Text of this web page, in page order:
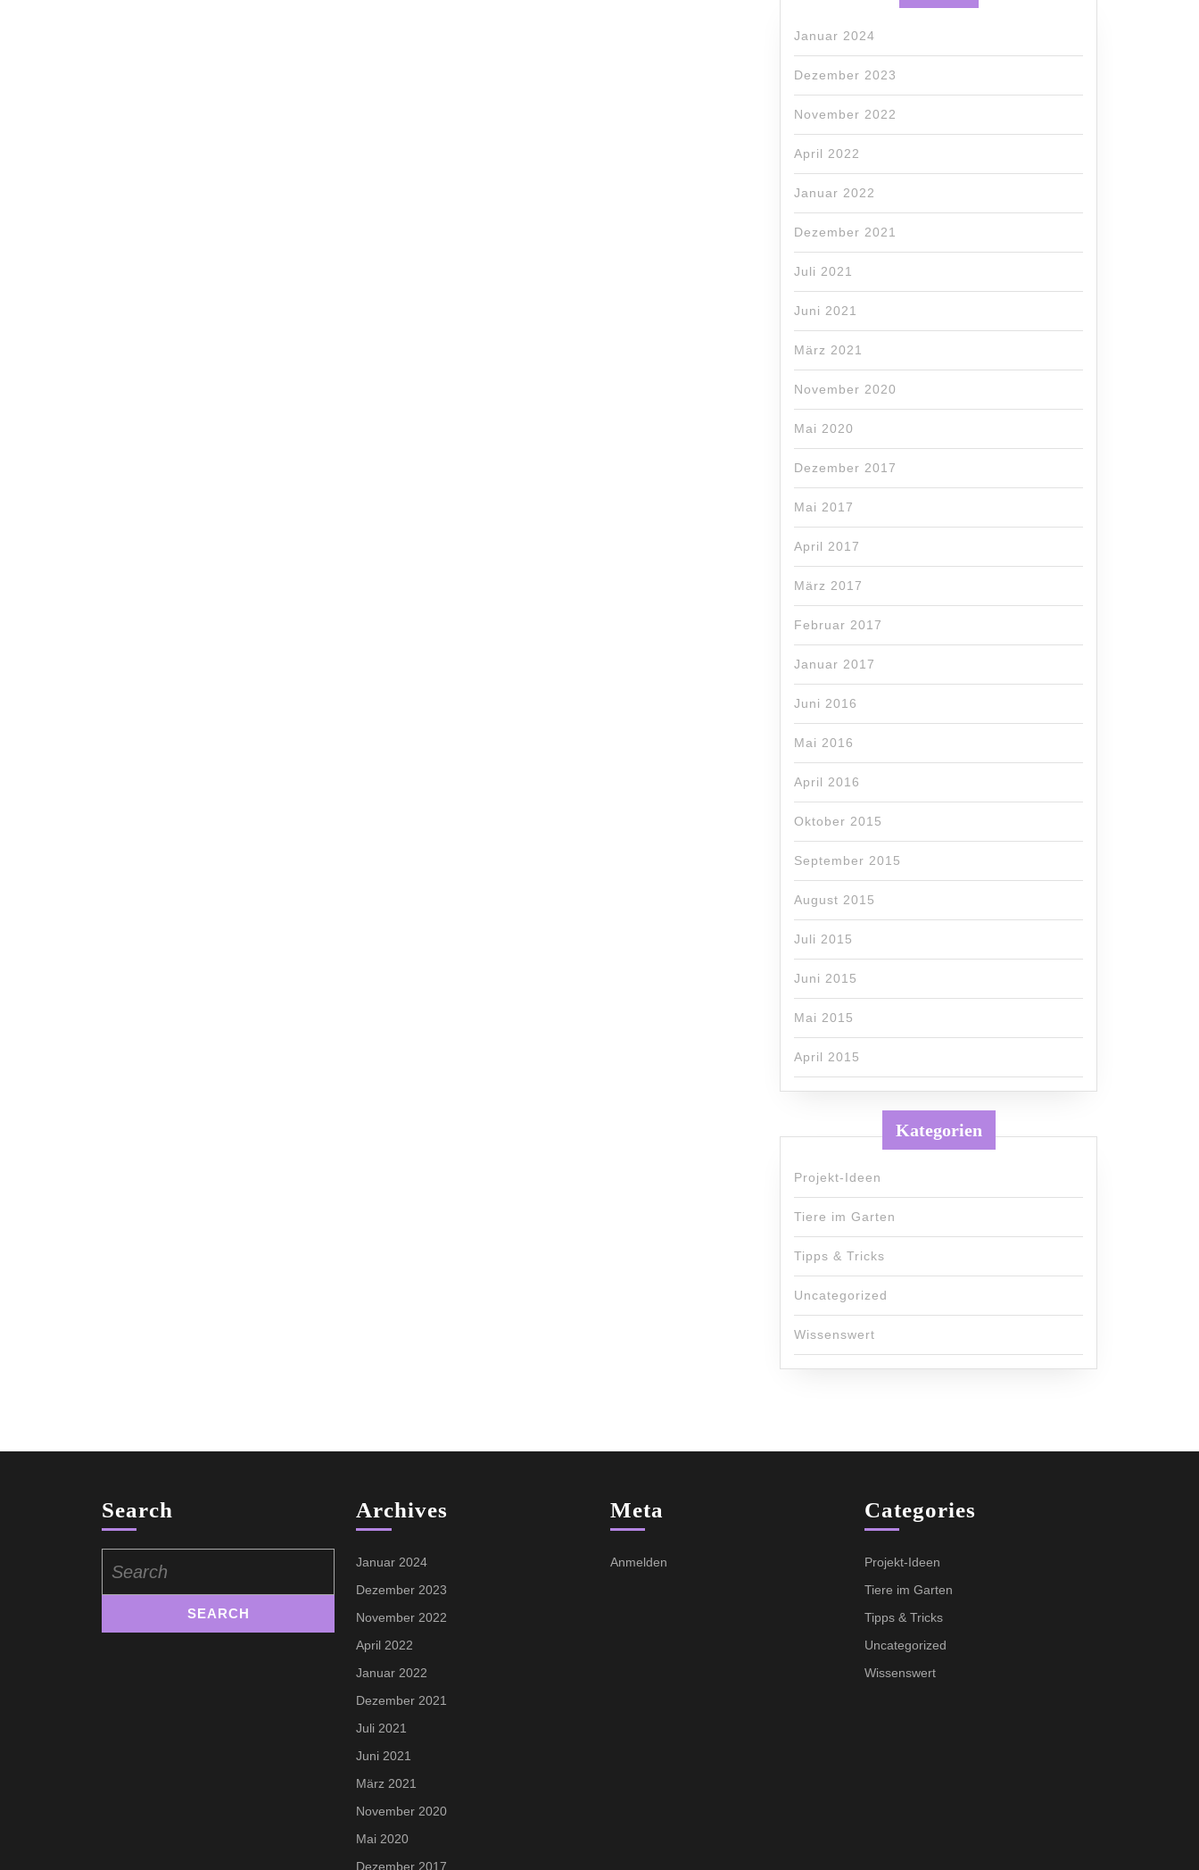
Januar 2024
Dezember 2023
November 2022
April 2022
Januar 2022
Dezember 2021
Juli 2021
Juni 2021
März 2021
November 2020
Mai 2020
Dezember 2017
Mai 2017
April 2017
März 2017
Februar 2017
Januar 2017
Juni 2016
Mai 2016
April 2016
Oktober 2015
September 2015
August 2015
Juli 2015
Juni 2015
Mai 2015
April 2015
Kategorien
Projekt-Ideen
Tiere im Garten
Tipps & Tricks
Uncategorized
Wissenswert
Search
for:
Archives
Januar 2024
Dezember 2023
November 2022
April 2022
Januar 2022
Dezember 2021
Juli 2021
Juni 2021
März 2021
November 2020
Mai 2020
Dezember 2017
Meta
Anmelden
Categories
Projekt-Ideen
Tiere im Garten
Tipps & Tricks
Uncategorized
Wissenswert